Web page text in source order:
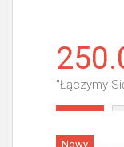
"Łączymy
Nowy